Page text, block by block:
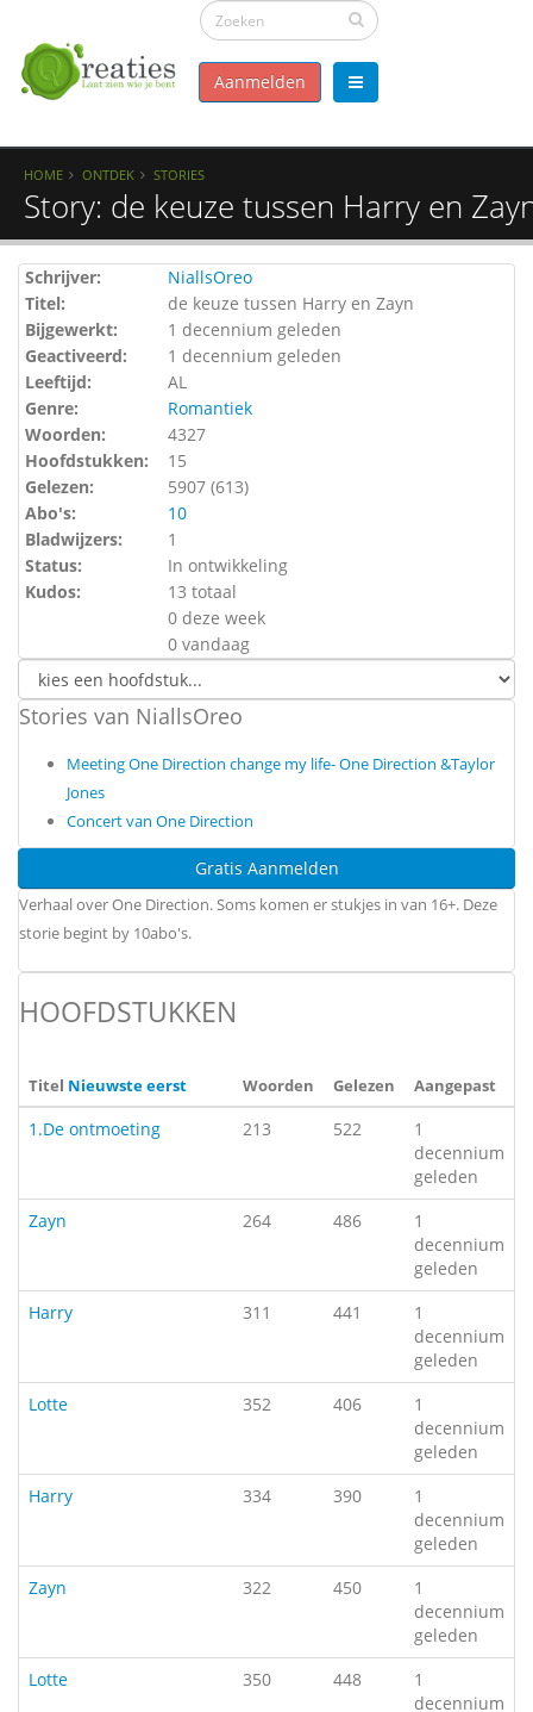
Aanmelden
HOME ONTDEK STORIES
Story: de keuze tussen Harry en
Schrijver:
NiallsOreo
Titel:
de keuze tussen Harry en Zayn
Bijgewerkt:
1 decennium geleden
Geactiveerd:
1 decennium geleden
Leeftijd:
AL
Genre:
Romantiek
Woorden:
4327
Hoofdstukken:
15
Gelezen:
5907 (613)
Abo's:
10
Bladwijzers:
1
Status:
In ontwikkeling
Kudos:
13 totaal
0 deze week
0 vandaag
Stories van NiallsOreo
Meeting One Direction change my life- One Direction &Taylor
Jones
Concert van One Direction
Gratis Aanmelden
Verhaal over One Direction. Soms komen er stukjes in van 16+. Deze
storie begint by 10abo's.
HOOFDSTUKKEN
Titel Nieuwste eerst Woorden Gelezen Aangepast
1.De ontmoeting 213 522
1
decennium
geleden
Zayn
264 486
1
decennium
geleden
Harry
311 441
1
decennium
geleden
Lotte
352 406
1
decennium
geleden
Harry
334 390
1
decennium
geleden
Zayn
322 450
1
decennium
geleden
Lotte
350 448
1
decennium